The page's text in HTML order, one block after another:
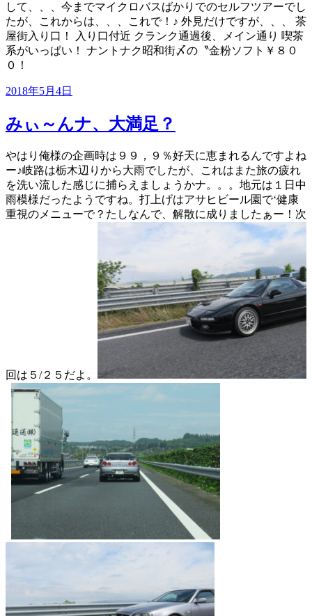
して、、、今までマイクロバスばかりでのセルフツアーでし
たが、これからは、、、これで！♪ 外見だけですが、、、
茶
屋街入り口！
入り口付近 クランク通過後、メイン通り 喫茶
系がいっぱい！
ナントナク昭和街〆の〝金粉ソフト￥８０
０！
投
日:
2018年5月4日
みぃ～んナ、大満足？
やはり俺様の企画時は９９，９％好天に恵まれるんですよね
ー♪岐路は栃木辺りから大雨でしたが、これはまた旅の疲れ
を洗い流した感じに捕らえましょうかナ。。。地元は１日中
雨模様だったようですね。打上げはアサヒビール園で‘健康
重視のメニューで？たしなんで、解散に成りましたぁー！次
回は５/２５だよ。